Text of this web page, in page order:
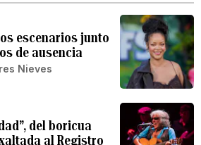
escenarios junto
de ausencia
Nieves
del boricua
al Registro